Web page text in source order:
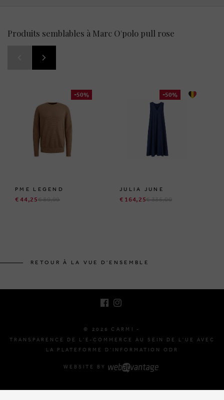
Produits semblables à Marc O'polo pull rose
-50%
PME LEGEND
€ 44,25€ 89,99
-50%
JULIA JUNE
€ 164,25€ 335,00
RETOUR À LA VUE D'ENSEMBLE
© 2026 CARMI -
TRANSPARENCE DE L'E-COMMERCE AU SEIN DE L'UE AVEC
LA PLATEFORME D'INFORMATION ODR
WEBSITE BY